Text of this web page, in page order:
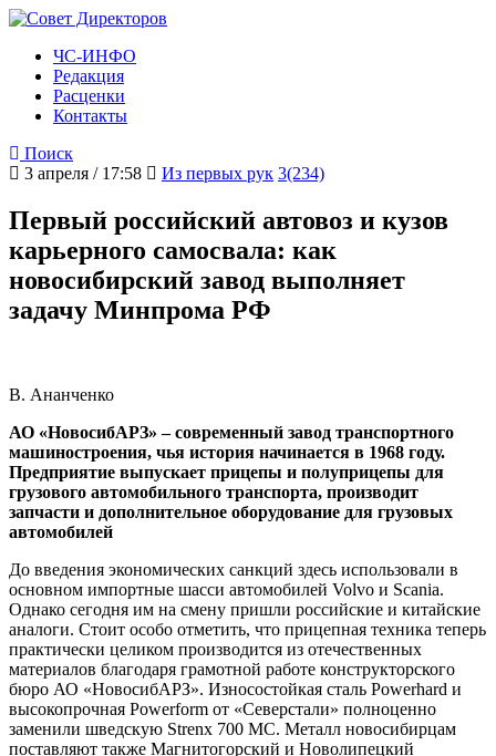
ЧС-ИНФО
Редакция
Расценки
Контакты
Поиск
3 апреля / 17:58
Из первых рук 3(234)
Первый российский автовоз и кузов
карьерного самосвала: как
новосибирский завод выполняет
задачу Минпрома РФ
В. Ананченко
АО «НовосибАРЗ» – современный завод транспортного
машиностроения, чья история начинается в 1968 году.
Предприятие выпускает прицепы и полуприцепы для
грузового автомобильного транспорта, производит
запчасти и дополнительное оборудование для грузовых
автомобилей
До введения экономических санкций здесь использовали в
основном импортные шасси автомобилей Volvo и Scania.
Однако сегодня им на смену пришли российские и китайские
аналоги. Стоит особо отметить, что прицепная техника теперь
практически целиком производится из отечественных
материалов благодаря грамотной работе конструкторского
бюро АО «НовосибАРЗ». Износостойкая сталь Powerhard и
высокопрочная Powerform от «Северстали» полноценно
заменили шведскую Strenx 700 MC. Металл новосибирцам
поставляют также Магнитогорский и Новолипецкий